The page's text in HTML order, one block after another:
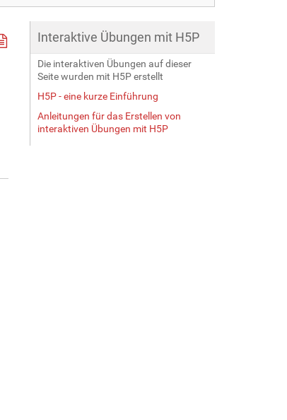
Interaktive Übungen mit H5P
Die interaktiven Übungen auf dieser
Seite wurden mit H5P erstellt
H5P - eine kurze Einführung
Anleitungen für das Erstellen von
interaktiven Übungen mit H5P